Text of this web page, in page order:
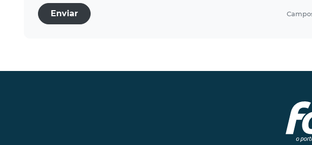
Enviar